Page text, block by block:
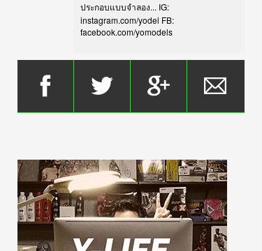
ประกอบแบบจำลอง... IG:
instagram.com/yodel FB:
facebook.com/yomodels